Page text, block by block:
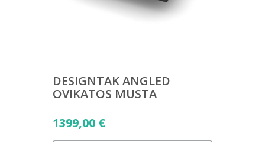
DESIGNTAK ANGLED
OVIKATOS MUSTA
1399,00 €